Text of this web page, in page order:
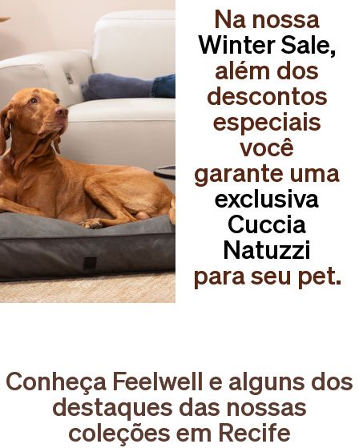
Na nossa
Winter Sale,
além dos
descontos
especiais
você
garante uma
exclusiva
Cuccia
Natuzzi
para seu pet.
Conheça Feelwell e alguns dos
destaques das nossas
coleções em Recife